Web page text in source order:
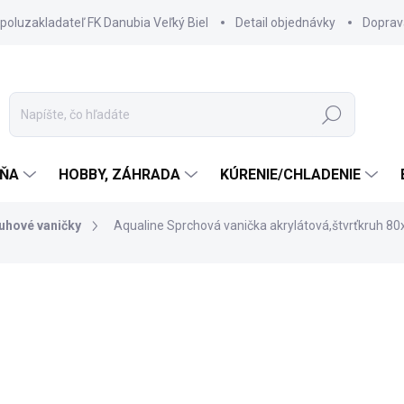
FK Danubia Veľký Biel Detail objednávky
Hľadať
HOBBY, ZÁHRADA KÚRENIE/CHLADENIE
vaničky Aqualine Sprchová vanička akrylátová,štvrťkruh